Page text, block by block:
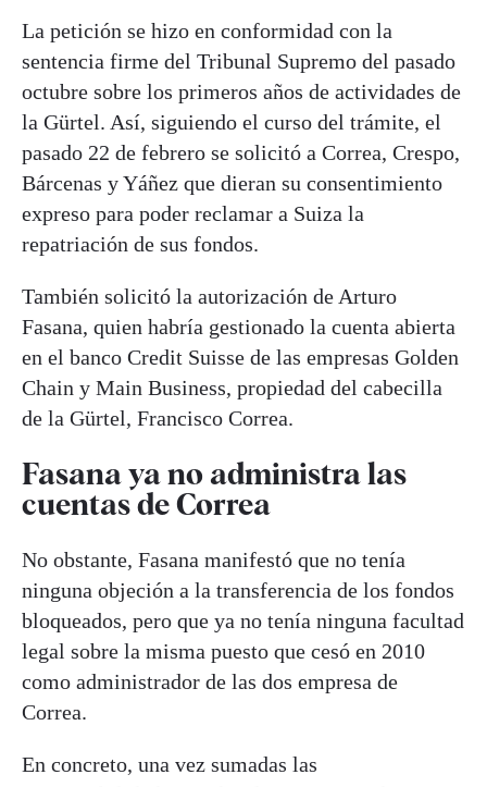
La petición se hizo en conformidad con la
sentencia firme del Tribunal Supremo del pasado
octubre sobre los primeros años de actividades de
la Gürtel. Así, siguiendo el curso del trámite, el
pasado 22 de febrero se solicitó a Correa, Crespo,
Bárcenas y Yáñez que dieran su consentimiento
expreso para poder reclamar a Suiza la
repatriación de sus fondos.
También solicitó la autorización de Arturo
Fasana, quien habría gestionado la cuenta abierta
en el banco Credit Suisse de las empresas Golden
Chain y Main Business, propiedad del cabecilla
de la Gürtel, Francisco Correa.
Fasana ya no administra las
cuentas de Correa
No obstante, Fasana manifestó que no tenía
ninguna objeción a la transferencia de los fondos
bloqueados, pero que ya no tenía ninguna facultad
legal sobre la misma puesto que cesó en 2010
como administrador de las dos empresa de
Correa.
En concreto, una vez sumadas las